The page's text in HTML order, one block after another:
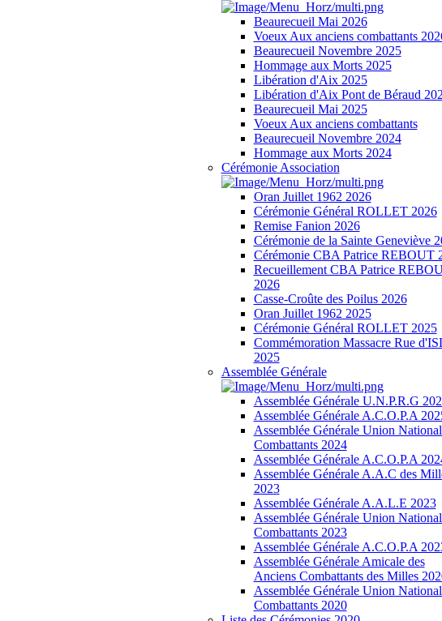
Beaurecueil Mai 2026
Voeux Aux anciens combattants
Beaurecueil Novembre 2025
Hommage aux Morts 2025
Libération d'Aix 2025
Libération d'Aix Pont de Béraud
Beaurecueil Mai 2025
Voeux Aux anciens combattants
Beaurecueil Novembre 2024
Hommage aux Morts 2024
Cérémonie Association
Oran Juillet 1962 2026
Cérémonie Général ROLLET 2026
Remise Fanion 2026
Cérémonie de la Sainte Geneviève
Cérémonie CBA Patrice REBOUT
Recueillement CBA Patrice
2026
Casse-Croûte des Poilus 2026
Oran Juillet 1962 2025
Cérémonie Général ROLLET 2025
Commémoration Massacre Rue
2025
Assemblée Générale
Assemblée Générale U.N.P.R.G
Assemblée Générale A.C.O.P.A
Assemblée Générale Union
Combattants 2024
Assemblée Générale A.C.O.P.A
Assemblée Générale A.A.C des
2023
Assemblée Générale A.A.L.E 2023
Assemblée Générale Union
Combattants 2023
Assemblée Générale A.C.O.P.A
Assemblée Générale Amicale des
Anciens Combattants des Milles
Assemblée Générale Union
Combattants 2020